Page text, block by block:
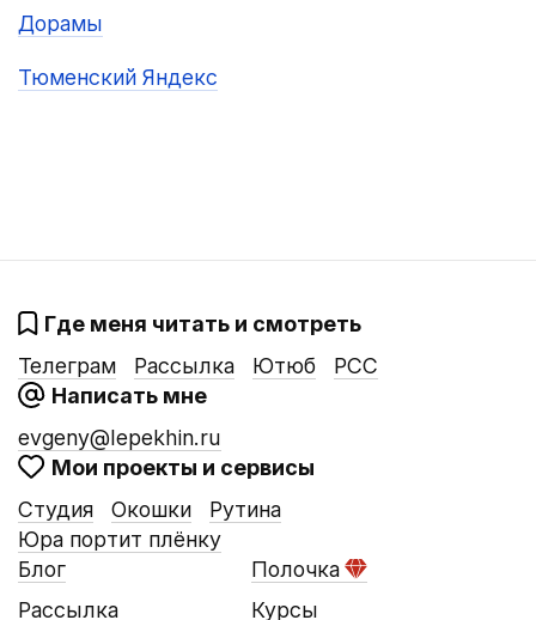
Дорамы
Тюменский Яндекс
Где меня читать и смотреть
Телеграм
Рассылка Ютюб
РСС
Написать мне
evgeny@lepekhin.ru
Мои проекты и сервисы
Студия
Окошки
Юра портит плёнку
Рутина
Блог
Рассылка
Полочка
Курсы